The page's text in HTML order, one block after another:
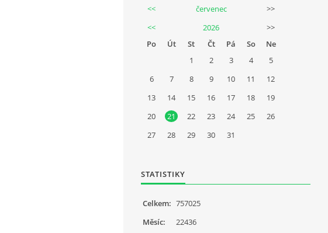
<< červenec
>>
<<
2026
>>
Po
Út St Čt Pá So
Ne
1
2 3 4
5
6
7 8 9 10 11
12
13
14 15 16 17 18
19
20
21 22 23 24 25
26
27
28 29 30 31
STATISTIKY
Celkem: 757025
Měsíc:
22436